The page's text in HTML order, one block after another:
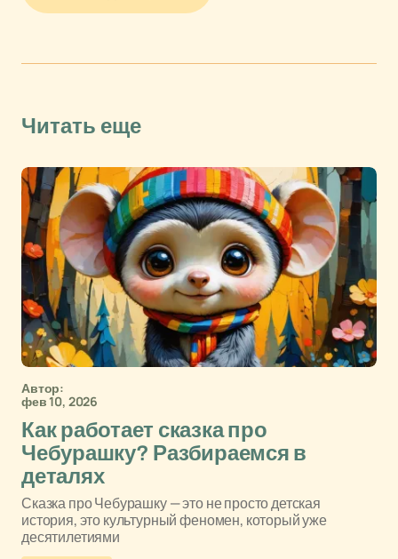
Читать еще
Автор:
фев 10, 2026
Как работает сказка про
Чебурашку? Разбираемся в
деталях
Сказка про Чебурашку — это не просто детская
история, это культурный феномен, который уже
десятилетиями